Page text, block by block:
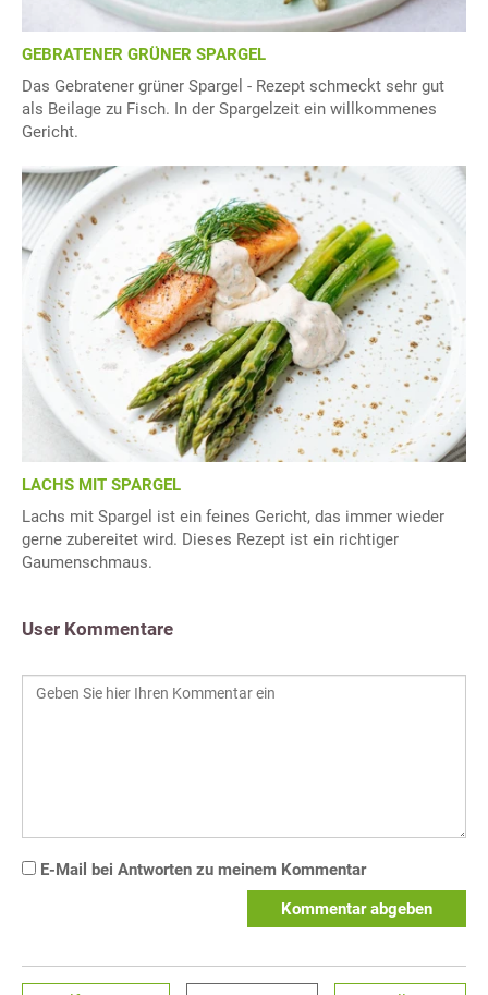
GEBRATENER GRÜNER SPARGEL
Das Gebratener grüner Spargel - Rezept schmeckt sehr gut
als Beilage zu Fisch. In der Spargelzeit ein willkommenes
Gericht.
LACHS MIT SPARGEL
Lachs mit Spargel ist ein feines Gericht, das immer wieder
gerne zubereitet wird. Dieses Rezept ist ein richtiger
Gaumenschmaus.
User Kommentare
E-Mail bei Antworten zu meinem Kommentar
Kommentar abgeben